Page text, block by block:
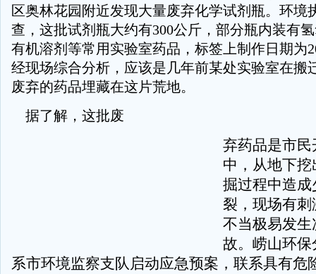
区奥林花园附近发现大量废弃化学试剂瓶。环境
查，这批试剂瓶大约有300公斤，部分瓶内装有
有机溶剂等常用实验室药品，标签上制作日期为
经现场综合分析，应该是几年前某处实验室在搬
废弃的药品埋藏在这片荒地。
据了解，这批废
弃药品是市
中，从地下
掘过程中造
裂，现场有
不当极易发
故。崂山环
系市环境监察支队启动应急预案，联系具有危